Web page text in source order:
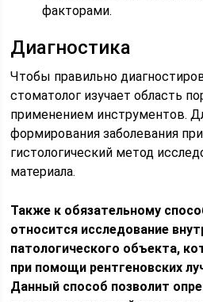
факторами.
Диагностика
Чтобы правильно
стоматолог изучает область
применением инструментов.
формирования заболевания
гистологический метод
материала.
Также к обязательному
относится исследование
патологического объекта,
при помощи рентгеновских
Данный способ позволит